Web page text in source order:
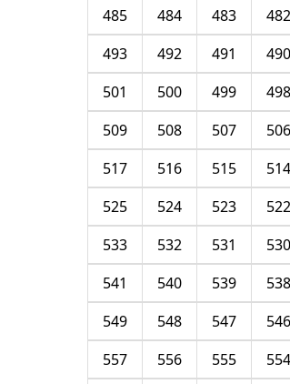
482
483
484
485
490
491
492
493
498
499
500
501
506
507
508
509
514
515
516
517
522
523
524
525
530
531
532
533
538
539
540
541
546
547
548
549
554
555
556
557